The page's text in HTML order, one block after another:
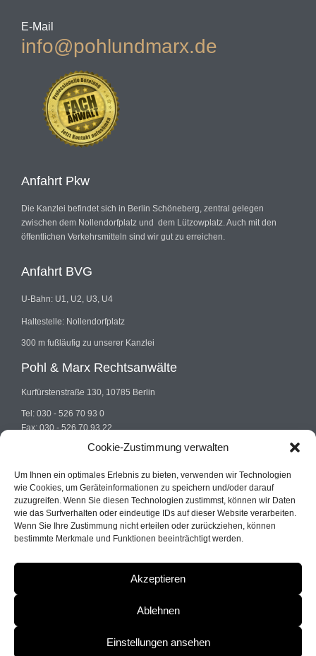
Cookie-Zustimmung verwalten
Um Ihnen ein optimales Erlebnis zu bieten, verwenden wir Technologien
wie Cookies, um Geräteinformationen zu speichern und/oder darauf
zuzugreifen. Wenn Sie diesen Technologien zustimmst, können wir Daten
wie das Surfverhalten oder eindeutige IDs auf dieser Website verarbeiten.
Wenn Sie Ihre Zustimmung nicht erteilen oder zurückziehen, können
bestimmte Merkmale und Funktionen beeinträchtigt werden.
Akzeptieren
Ablehnen
Einstellungen ansehen
E-Mail
info@pohlundmarx.de
Anfahrt Pkw
Die Kanzlei befindet sich in Berlin Schöneberg, zentral gelegen
zwischen dem Nollendorfplatz und dem Lützowplatz. Auch mit den
öffentlichen Verkehrsmitteln sind wir gut zu erreichen.
Anfahrt BVG
U-Bahn: U1, U2, U3, U4
Haltestelle: Nollendorfplatz
300 m fußläufig zu unserer Kanzlei
Pohl & Marx Rechtsanwälte
Kurfürstenstraße 130, 10785 Berlin
Tel: 030 - 526 70 93 0
Fax: 030 - 526 70 93 22
E-mail: info@pohlundmarx.de
© 2022Pohl & Marx | Fachanwalt Strafrecht Berlin
Impressum